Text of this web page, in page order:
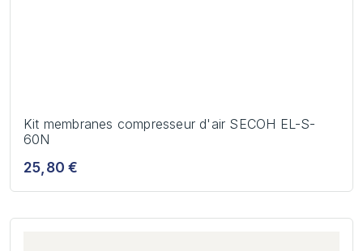
Kit membranes compresseur d'air SECOH EL-S-
60N
25,80 €